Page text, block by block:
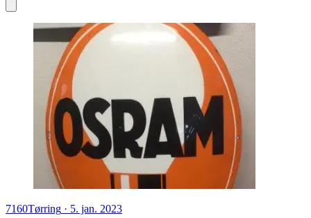
7160Tørring · 5. jan. 2023